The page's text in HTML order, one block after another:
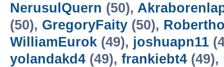
NerusulQuern (50),
(50), GregoryFaity (50),
WilliamEurok (49), joshuapn11
yolandakd4 (49), frankiebt4 (49),